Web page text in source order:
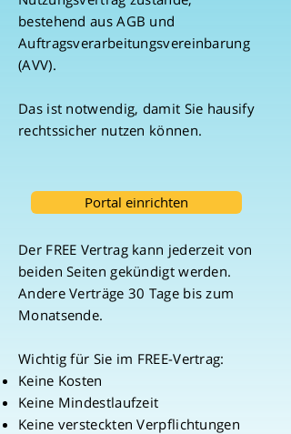
bestehend aus AGB und
Auftragsverarbeitungsvereinbarung
(AVV).
Das ist notwendig, damit Sie hausify
rechtssicher nutzen können.
Portal einrichten
Der FREE Vertrag kann jederzeit von
beiden Seiten gekündigt werden.
Andere Verträge 30 Tage bis zum
Monatsende.
Wichtig für Sie im FREE-Vertrag:
Keine Kosten
Keine Mindestlaufzeit
Keine versteckten Verpflichtungen